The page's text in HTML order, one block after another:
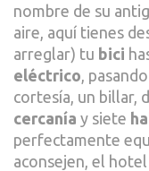
nombre de su
aire, aquí tienes
arreglar) tu bici
eléctrico ,
cortesía, un billar,
cercanía y siete
perfectamente
aconsejen, el